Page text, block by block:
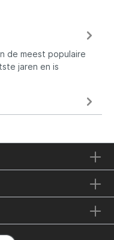
de meest populaire
jaren en is